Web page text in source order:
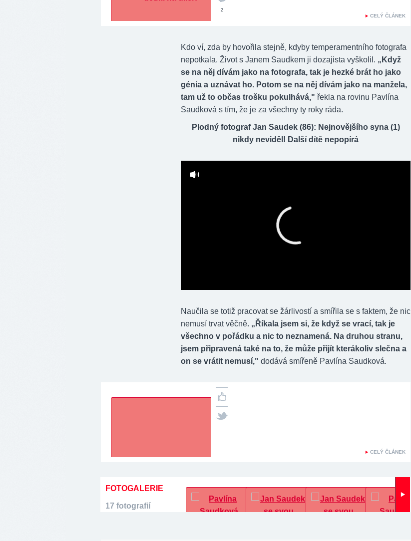
CELÝ ČLÁNEK
2
Kdo ví, zda by hovořila stejně, kdyby temperamentního fotografa
nepotkala. Život s Janem Saudkem ji dozajista vyškolil. „Když
se na něj dívám jako na fotografa, tak je hezké brát ho jako
génia a uznávat ho. Potom se na něj dívám jako na manžela,
tam už to občas trošku pokulhává," řekla na rovinu Pavlína
Saudková s tím, že je za všechny ty roky ráda.
Plodný fotograf Jan Saudek (86): Nejnovějšího syna (1)
nikdy neviděl! Další dítě nepopírá
Naučila se totiž pracovat se žárlivostí a smířila se s faktem, že nic
nemusí trvat věčně. „Říkala jsem si, že když se vrací, tak je
všechno v pořádku a nic to neznamená. Na druhou stranu,
jsem připravená také na to, že může přijít kterákoliv slečna a
on se vrátit nemusí," dodává smířeně Pavlína Saudková.
CELÝ ČLÁNEK
FOTOGALERIE
17 fotografií